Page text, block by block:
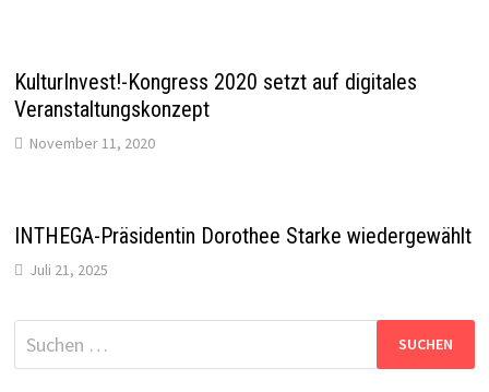
KulturInvest!-Kongress 2020 setzt auf digitales
Veranstaltungskonzept
November 11, 2020
INTHEGA-Präsidentin Dorothee Starke wiedergewählt
Juli 21, 2025
Suchen
nach: